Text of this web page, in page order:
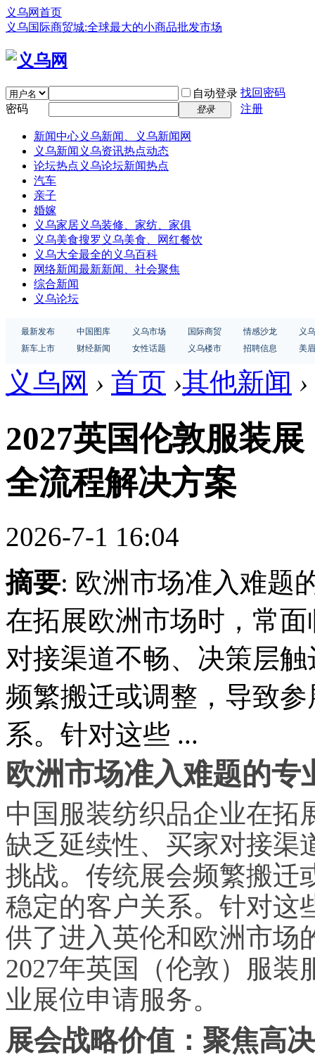
义乌网首页
义乌国际商贸城:全球最大的小商品批发市场
自动登录 找回密码
密码
登录 注册
新闻中心义乌新闻、义乌新闻网
义乌新闻 义乌资讯热点动态
论坛热点 义乌论坛新闻热点
汽车
亲子
婚嫁
义乌家居义乌装修、家纺、家俱
义乌美食搜罗义乌美食、网红餐饮
义乌大全最全的义乌百科
网络新闻最新新闻、社会聚焦
综合新闻
义乌论坛
最新发布 中国图库 义乌市场 国际商贸 情感沙龙
义
新车上市
财经新闻 女性话题 义乌楼市 招聘信息 美
义乌网 › 首页 ›其他新闻 ›
2027英国伦敦服装
全流程解决方案
2026-7-1 16:04
摘要: 欧洲市场准入难题
在拓展欧洲市场时，常
对接渠道不畅、决策层
频繁搬迁或调整，导致
系。针对这些 ...
欧洲市场准入难题的专
中国服装纺织品企业在拓
缺乏延续性、买家对接渠
挑战。传统展会频繁搬迁
稳定的客户关系。针对这
供了进入英伦和欧洲市场
2027年英国（伦敦）服装
业展位申请服务。
展会战略价值：聚焦高